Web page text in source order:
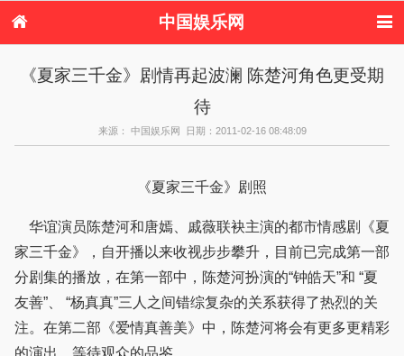
中国娱乐网
港台娱乐
日本娱乐 韩国娱乐
欧美娱乐
港台明星八卦
日本韩国明星
欧美明星八卦
《夏家三千金》剧情再起波澜 陈楚河角色更受期
待
来源： 中国娱乐网 日期：2011-02-16 08:48:09
《夏家三千金》剧照
华谊演员陈楚河和唐嫣、戚薇联袂主演的都市情感剧《夏
家三千金》，自开播以来收视步步攀升，目前已完成第一部
分剧集的播放，在第一部中，陈楚河扮演的“钟皓天”和 “夏
友善”、 “杨真真”三人之间错综复杂的关系获得了热烈的关
注。在第二部《爱情真善美》中，陈楚河将会有更多更精彩